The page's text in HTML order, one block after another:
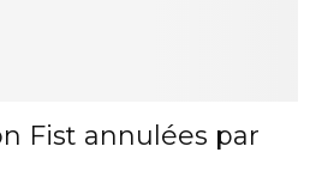
Fist annulées par